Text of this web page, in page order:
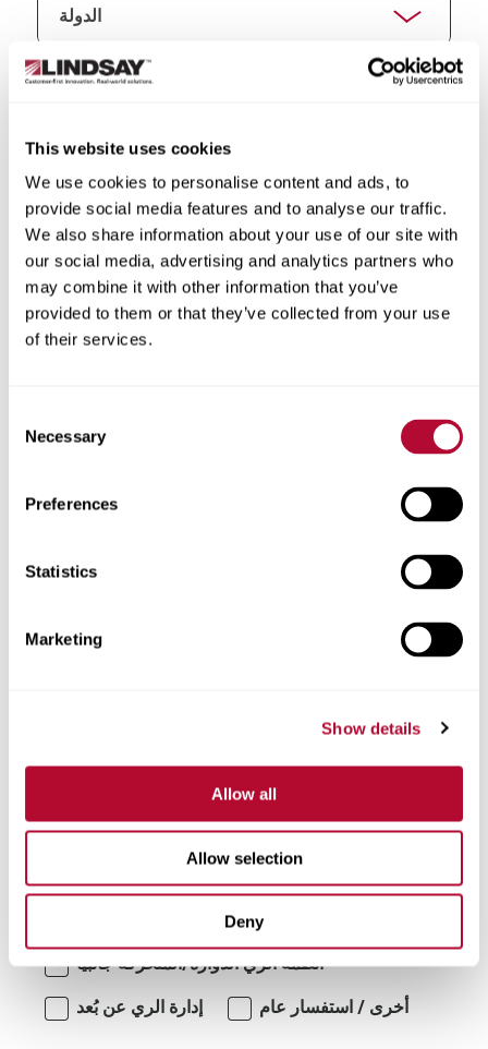
This website uses cookies
We use cookies to personalise content and ads, to
provide social media features and to analyse our traffic.
We also share information about your use of our site with
our social media, advertising and analytics partners who
may combine it with other information that you’ve
provided to them or that they’ve collected from your use
of their services.
Selection
Necessary
Preferences
Statistics
Marketing
Show details
Allow all
Allow selection
Deny
المدينة
هاتف
أنظمة الري الدوارة/المتحركة جانبياً
إدارة الري عن بُعد أخرى / استفسار عام